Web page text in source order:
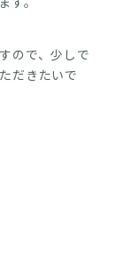
ので、少しで
だきたいで